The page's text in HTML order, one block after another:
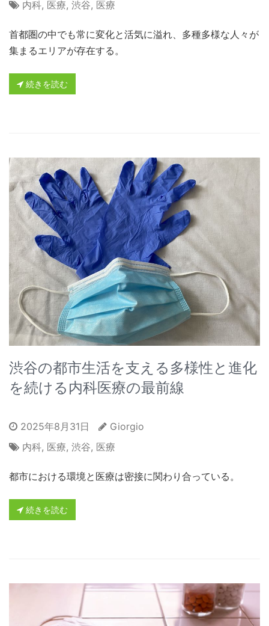
内科, 医療, 渋谷, 医療
首都圏の中でも常に変化と活気に溢れ、多種多様な人々が
集まるエリアが存在する。
続きを読む
渋谷の都市生活を支える多様性と進化
を続ける内科医療の最前線
2025年8月31日
Giorgio
内科, 医療, 渋谷, 医療
都市における環境と医療は密接に関わり合っている。
続きを読む